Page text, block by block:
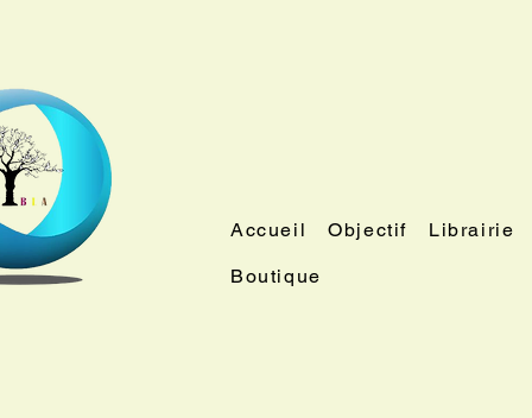
Accueil Objectif Librairie
Boutique